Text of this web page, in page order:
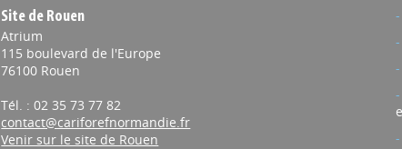
Site de Rouen
Atrium
115 boulevard de l'Europe
76100 Rouen
Tél. : 02 35 73 77 82
contact@cariforefnormandie.fr
Venir sur le site de Rouen